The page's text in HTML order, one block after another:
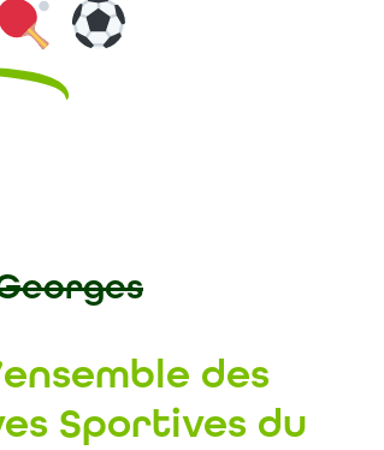
des
Sportives du